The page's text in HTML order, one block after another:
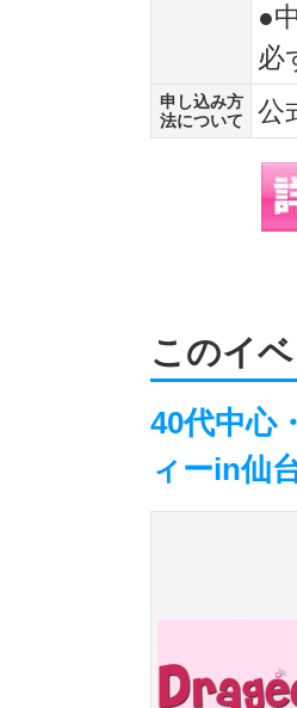
●
必
申し込み方
法について
公
このイ
40代中心
ィーin仙